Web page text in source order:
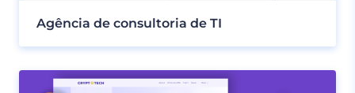
Agência de consultoria de TI